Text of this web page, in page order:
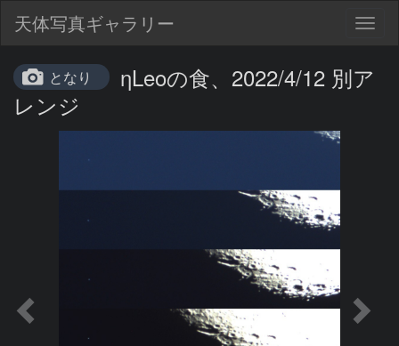
天体写真ギャラリー
となり
ηLeoの食、2022/4/12 別ア
レンジ